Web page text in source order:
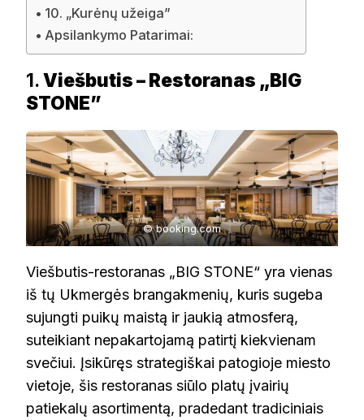
10. „Kurėnų užeiga”
Apsilankymo Patarimai:
1.Viešbutis – Restoranas „BIG
STONE”
© booking.com
Viešbutis-restoranas „BIG STONE“ yra vienas
iš tų Ukmergės brangakmenių, kuris sugeba
sujungti puikų maistą ir jaukią atmosferą,
suteikiant nepakartojamą patirtį kiekvienam
svečiui. Įsikūręs strategiškai patogioje miesto
vietoje, šis restoranas siūlo platų įvairių
patiekalų asortimentą, pradedant tradiciniais